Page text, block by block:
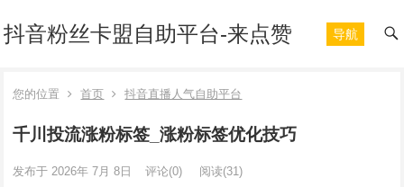
抖音粉丝卡盟自助平台-来点赞 导航
您的位置 首页 抖音直播人气自助平台
千川投流涨粉标签_涨粉标签优化技巧
发布于 2026年 7月 8日 评论(0) 阅读(31)